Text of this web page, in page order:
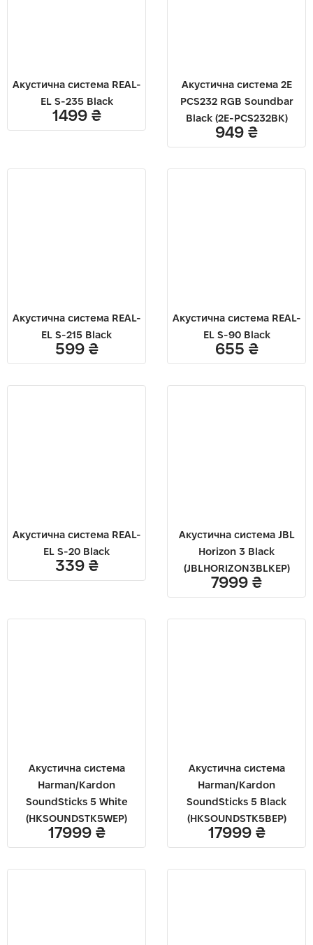
Акустична система REAL-
EL S-235 Black
1499 ₴
Акустична система 2E
PCS232 RGB Soundbar
Black (2E-PCS232BK)
949 ₴
Акустична система REAL-
EL S-215 Black
599 ₴
Акустична система REAL-
EL S-90 Black
655 ₴
Акустична система REAL-
EL S-20 Black
339 ₴
Акустична система JBL
Horizon 3 Black
(JBLHORIZON3BLKEP)
7999 ₴
Акустична система
Harman/Kardon
SoundSticks 5 White
(HKSOUNDSTK5WEP)
17999 ₴
Акустична система
Harman/Kardon
SoundSticks 5 Black
(HKSOUNDSTK5BEP)
17999 ₴